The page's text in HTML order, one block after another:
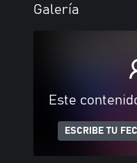
Galería
Este
ESCRIBE TU